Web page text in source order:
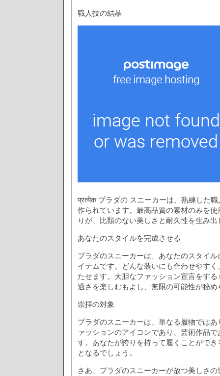
職人技の結晶
प्रत्येक プラダの スニーカーは、熟練した
作られています。最高品質の素材のみを
りが、比類のない美しさと耐久性を生み
あなたのスタイルを完成させる
プラダのスニーカーは、あなたのスタイ
イテムです。どんな装いにも合わせやす
たせます。大胆なファッション宣言をす
適さを楽しむもよし、無限の可能性が秘
崇拝の対象
プラダのスニーカーは、単なる履物では
ァッションのアイコンであり、芸術作品
す。あなたが誇りを持って履くことがで
となるでしょう。
さあ、プラダのスニーカーが放つ美しさ